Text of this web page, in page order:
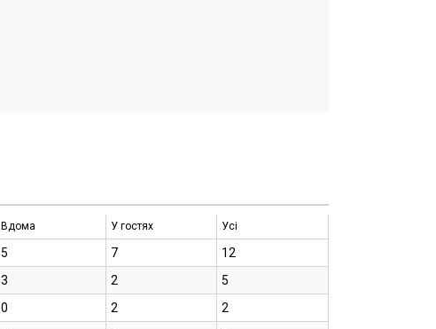
Вдома У гостях Усі
5 7
12
3 2
5
0 2
2